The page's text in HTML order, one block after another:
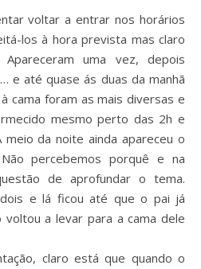
voltar a entrar nos horários
los à hora prevista mas claro
uma vez, depois
e até quase ás duas da manhã
cama foram as mais diversas e
mesmo perto das 2h e
da noite ainda apareceu o
percebemos porquê e na
de aprofundar o tema.
e lá ficou até que o pai já
a levar para a cama dele
claro está que quando o